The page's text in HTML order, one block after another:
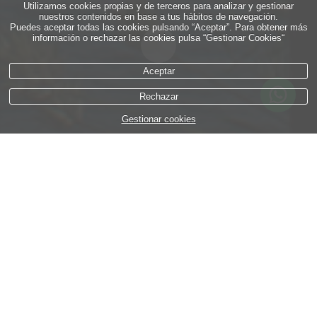
Utilizamos cookies propias y de terceros para analizar y gestionar
nuestros contenidos en base a tus hábitos de navegación.
Puedes aceptar todas las cookies pulsando “Aceptar”. Para obtener más
información o rechazar las cookies pulsa “Gestionar Cookies“
Aceptar
Rechazar
Gestionar cookies